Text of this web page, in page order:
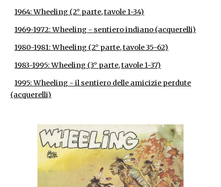
1964: Wheeling (2° parte, tavole 1-34)
1969-1972: Wheeling - sentiero indiano (acquerelli)
1980-1981: Wheeling (2° parte, tavole 35-62)
1983-1995: Wheeling (3° parte, tavole 1-37)
1995: Wheeling - il sentiero delle amicizie perdute
(acquerelli)